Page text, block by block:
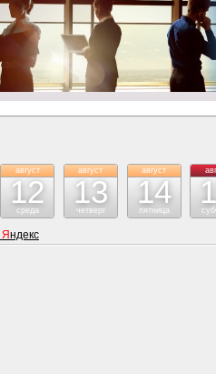
август
12
среда
август
13
четверг
август
14
пятница
Яндекс